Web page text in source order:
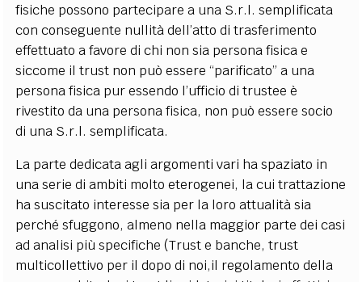
fisiche possono partecipare a una S.r.l. semplificata
con conseguente nullità dell’atto di trasferimento
effettuato a favore di chi non sia persona fisica e
siccome il trust non può essere “parificato” a una
persona fisica pur essendo l’ufficio di trustee è
rivestito da una persona fisica, non può essere socio
di una S.r.l. semplificata.
La parte dedicata agli argomenti vari ha spaziato in
una serie di ambiti molto eterogenei, la cui trattazione
ha suscitato interesse sia per la loro attualità sia
perché sfuggono, almeno nella maggior parte dei casi
ad analisi più specifiche (Trust e banche, trust
multicollettivo per il dopo di noi,il regolamento della